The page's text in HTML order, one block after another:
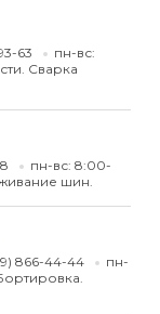
63
пн-вс:
Сварка
пн-вс: 8:00-
шин.
866-44-44
пн-